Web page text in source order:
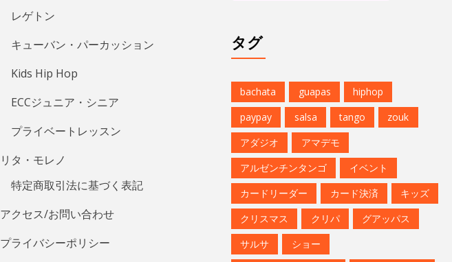
レゲトン
キューバン・パーカッション
Kids Hip Hop
ECCジュニア・シニア
プライベートレッスン
リタ・モレノ
特定商取引法に基づく表記
アクセス/お問い合わせ
プライバシーポリシー
タグ
bachata guapas
hiphop
paypay
salsa tango
zouk
アダジオ
アマデモ
アルゼンチンタンゴ
イベント
カードリーダー
カード決済
キッズ
クリスマス
クリパ
グアッパス
サルサ
ショー